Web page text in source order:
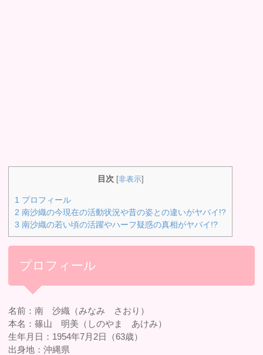
目次 [非表示]
1 プロフィール
2 南沙織の今現在の活動状況や昔の姿との違いがヤバイ!?
3 南沙織の若い頃の活躍やハーフ疑惑の真相がヤバイ!?
プロフィール
名前：南 沙織（みなみ さおり）
本名：篠山 明美（しのやま あけみ）
生年月日：1954年7月2日（63歳）
出身地：沖縄県